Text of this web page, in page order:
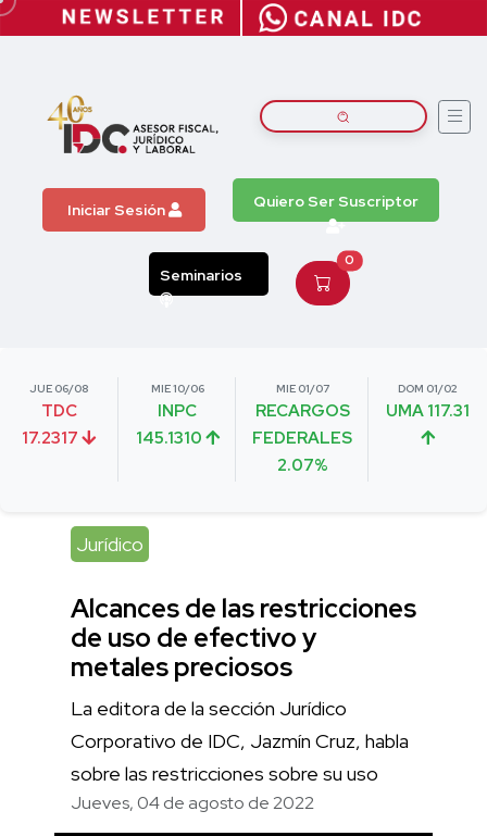
Iniciar Sesión Quiero Ser Suscriptor
Seminarios
0
JUE 06/08
TDC
17.2317
MIE 10/06
INPC
145.1310
MIE 01/07
RECARGOS
FEDERALES
2.07%
DOM 01/02
UMA 117.31
Jurídico
Alcances de las restricciones
de uso de efectivo y
metales preciosos
La editora de la sección Jurídico
Corporativo de IDC, Jazmín Cruz, habla
sobre las restricciones sobre su uso
Jueves, 04 de agosto de 2022